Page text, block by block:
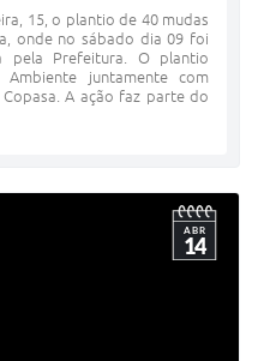
15, o plantio de 40 mudas
onde no sábado dia 09 foi
pela Prefeitura. O plantio
juntamente com
A ação faz parte do
ABR
14